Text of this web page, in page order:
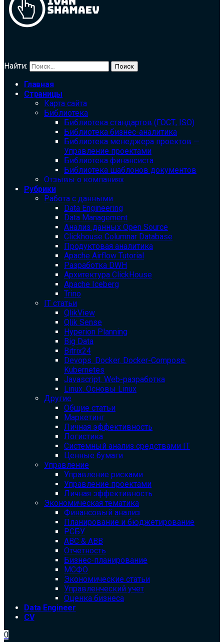
Найти:
Главная
Страницы
Карта сайта
Библиотека
Библиотека cтандартов (ГОСТ, ISO)
Библиотека бизнес-аналитика
Библиотека менеджера проектов —
Управление проектами
Библиотека финансиста
Библиотека шаблонов документов
Отзывы о компаниях
Рубрики
Работа с данными
Data Engineering
Data Management
Анализ данных Open Source
Clickhouse Columnar Database
Продуктовая аналитика
Apache Airflow Tutorial
Разработка DWH
Архитектура ClickHouse
Apache Iceberg
Trino
IT статьи
QlikView
Qlik Sense
Hyperion Planning
Big Data
Bitrix24
Devops. Docker. Docker-Compose.
Kubernetes
Javascript. Web-разработка
Linux. Основы Linux
Другие
Общие статьи
Маркетинг
Личная эффективность
Логистика
Системный анализ средствами IT
Ценные бумаги
Управление
Управление рисками
Управление проектами
Личная эффективность
Экономическая тематика
Финансовый анализ
Планирование и бюджетирование
РСБУ
ABC & ABB
Отчетность
Бизнес-планирование
МСФО
Экономические статьи
Управленческий учет
Оценка бизнеса
Data Engineer
CV
0